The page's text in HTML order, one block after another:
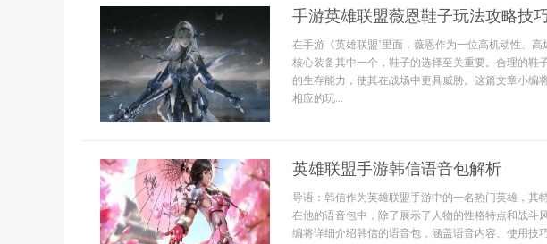
手游英雄联盟薇恩鞋子玩法攻略技
在手游《英雄联盟’里面，薇恩作为一位高机动性、
核心装备其中一个，鞋子的选择至关重要。合理的鞋
的生存能力，使其在战场中更具威胁。这篇文章小编
相应的玩...
英雄联盟手游韩信语音包解析
导语：韩信作为英雄联盟手游中的一名热门英雄，其
在他的语音包中，除了展示了人物的性格特点和战斗
编将详细介绍韩信的语音包，涵盖语音内容、使用技